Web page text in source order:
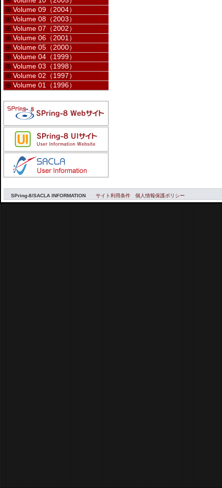
Volume 09（2004）
Volume 08（2003）
Volume 07（2002）
Volume 06（2001）
Volume 05（2000）
Volume 04（1999）
Volume 03（1998）
Volume 02（1997）
Volume 01（1996）
SPring-8/SACLA INFORMATION サイト利用条件 個人情報保護ポリシー